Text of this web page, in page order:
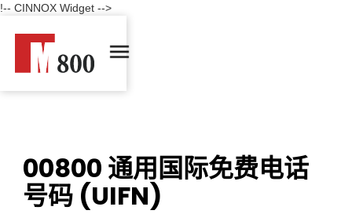
!-- CINNOX Widget -->
00800 通用国际免费电话
号码 (UIFN)